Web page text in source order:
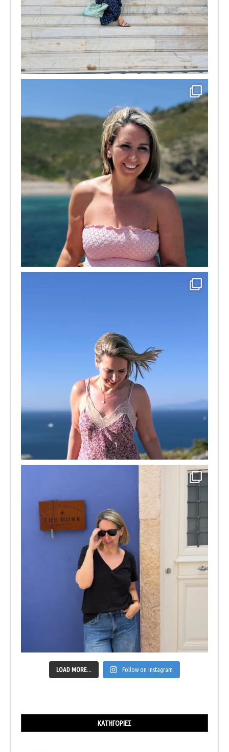
LOAD MORE... Follow on Instagram
ΚΑΤΗΓΟΡΊΕΣ